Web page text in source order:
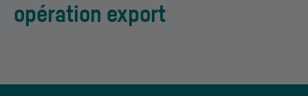
opération export